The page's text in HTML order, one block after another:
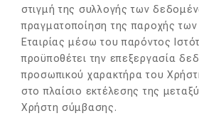
στιγμή της συλλογής των
πραγματοποίηση της παροχής
Εταιρίας μέσω του παρόντος
προϋποθέτει την επεξεργασία
προσωπικού χαρακτήρα του
στο πλαίσιο εκτέλεσης της
Χρήστη σύμβασης.